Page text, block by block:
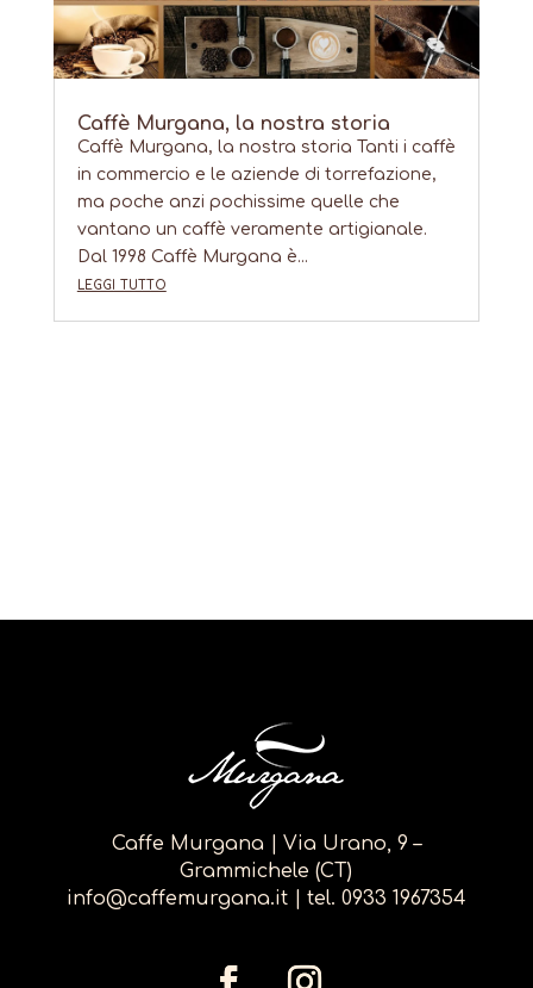
Caffè Murgana, la nostra storia
Caffè Murgana, la nostra storia Tanti i caffè
in commercio e le aziende di torrefazione,
ma poche anzi pochissime quelle che
vantano un caffè veramente artigianale.
Dal 1998 Caffè Murgana è...
leggi tutto
Caffe Murgana | Via Urano, 9 –
Grammichele (CT)
info@caffemurgana.it| tel. 0933 1967354